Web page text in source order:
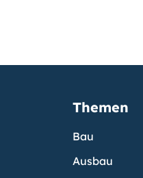
Themen
Bau
Ausbau